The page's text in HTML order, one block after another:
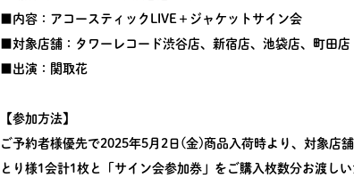
■内容：アコースティックLIVE＋ジャケットサイン会
■対象店舗：タワーレコード渋谷店、新宿店、池袋店、町田店
■出演：関取花
【参加方法】
ご予約者様優先で2025年5月2日(金)商品入荷時より、対象店
とり様1会計1枚と「サイン会参加券」をご購入枚数分お渡しい